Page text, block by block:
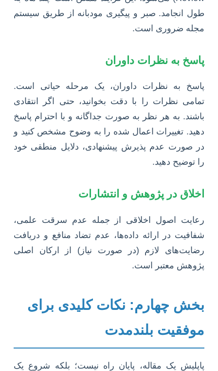
طول انجامد. صبر و پیگیری مودبانه از طریق سیستم
مجله ضروری است.
پاسخ به نظرات داوران
پاسخ به نظرات داوران، یک مرحله حیاتی است.
تمامی نظرات را با دقت بخوانید، حتی اگر انتقادی
باشند. به هر نظر به صورت جداگانه و با احترام پاسخ
دهید. تغییرات اعمال شده را به وضوح مشخص کنید و
در صورت عدم پذیرش پیشنهادی، دلایل منطقی خود
را توضیح دهید.
اخلاق در پژوهش و انتشارات
رعایت اصول اخلاقی از جمله عدم سرقت علمی،
شفافیت در ارائه داده‌ها، عدم تضاد منافع و دریافت
رضایت‌های لازم (در صورت نیاز) از ارکان اصلی
پژوهش معتبر است.
بخش چهارم: نکات کلیدی برای
موفقیت بلندمدت
پاپلیش یک مقاله، پایان راه نیست؛ بلکه شروع یک